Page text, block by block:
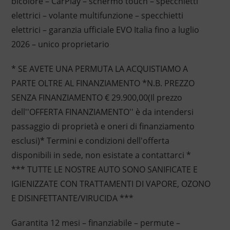
elettrici – volante multifunzione – specchietti
elettrici – garanzia ufficiale EVO Italia fino a luglio
2026 – unico proprietario
* SE AVETE UNA PERMUTA LA ACQUISTIAMO A
PARTE OLTRE AL FINANZIAMENTO *N.B. PREZZO
SENZA FINANZIAMENTO € 29.900,00(Il prezzo
dell''OFFERTA FINANZIAMENTO'' è da intendersi
passaggio di proprietà e oneri di finanziamento
esclusi)* Termini e condizioni dell'offerta
disponibili in sede, non esistate a contattarci *
*** TUTTE LE NOSTRE AUTO SONO SANIFICATE E
IGIENIZZATE CON TRATTAMENTI DI VAPORE, OZONO
E DISINFETTANTE/VIRUCIDA ***
Garantita 12 mesi – finanziabile – permute –